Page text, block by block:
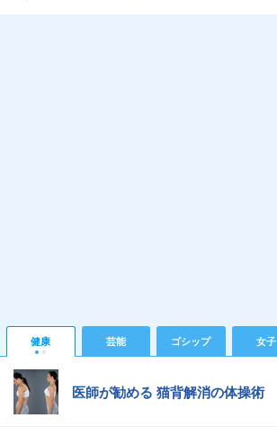
健康 芸能 ゴシップ 女子
医師が勧める 猫背解消の体操術